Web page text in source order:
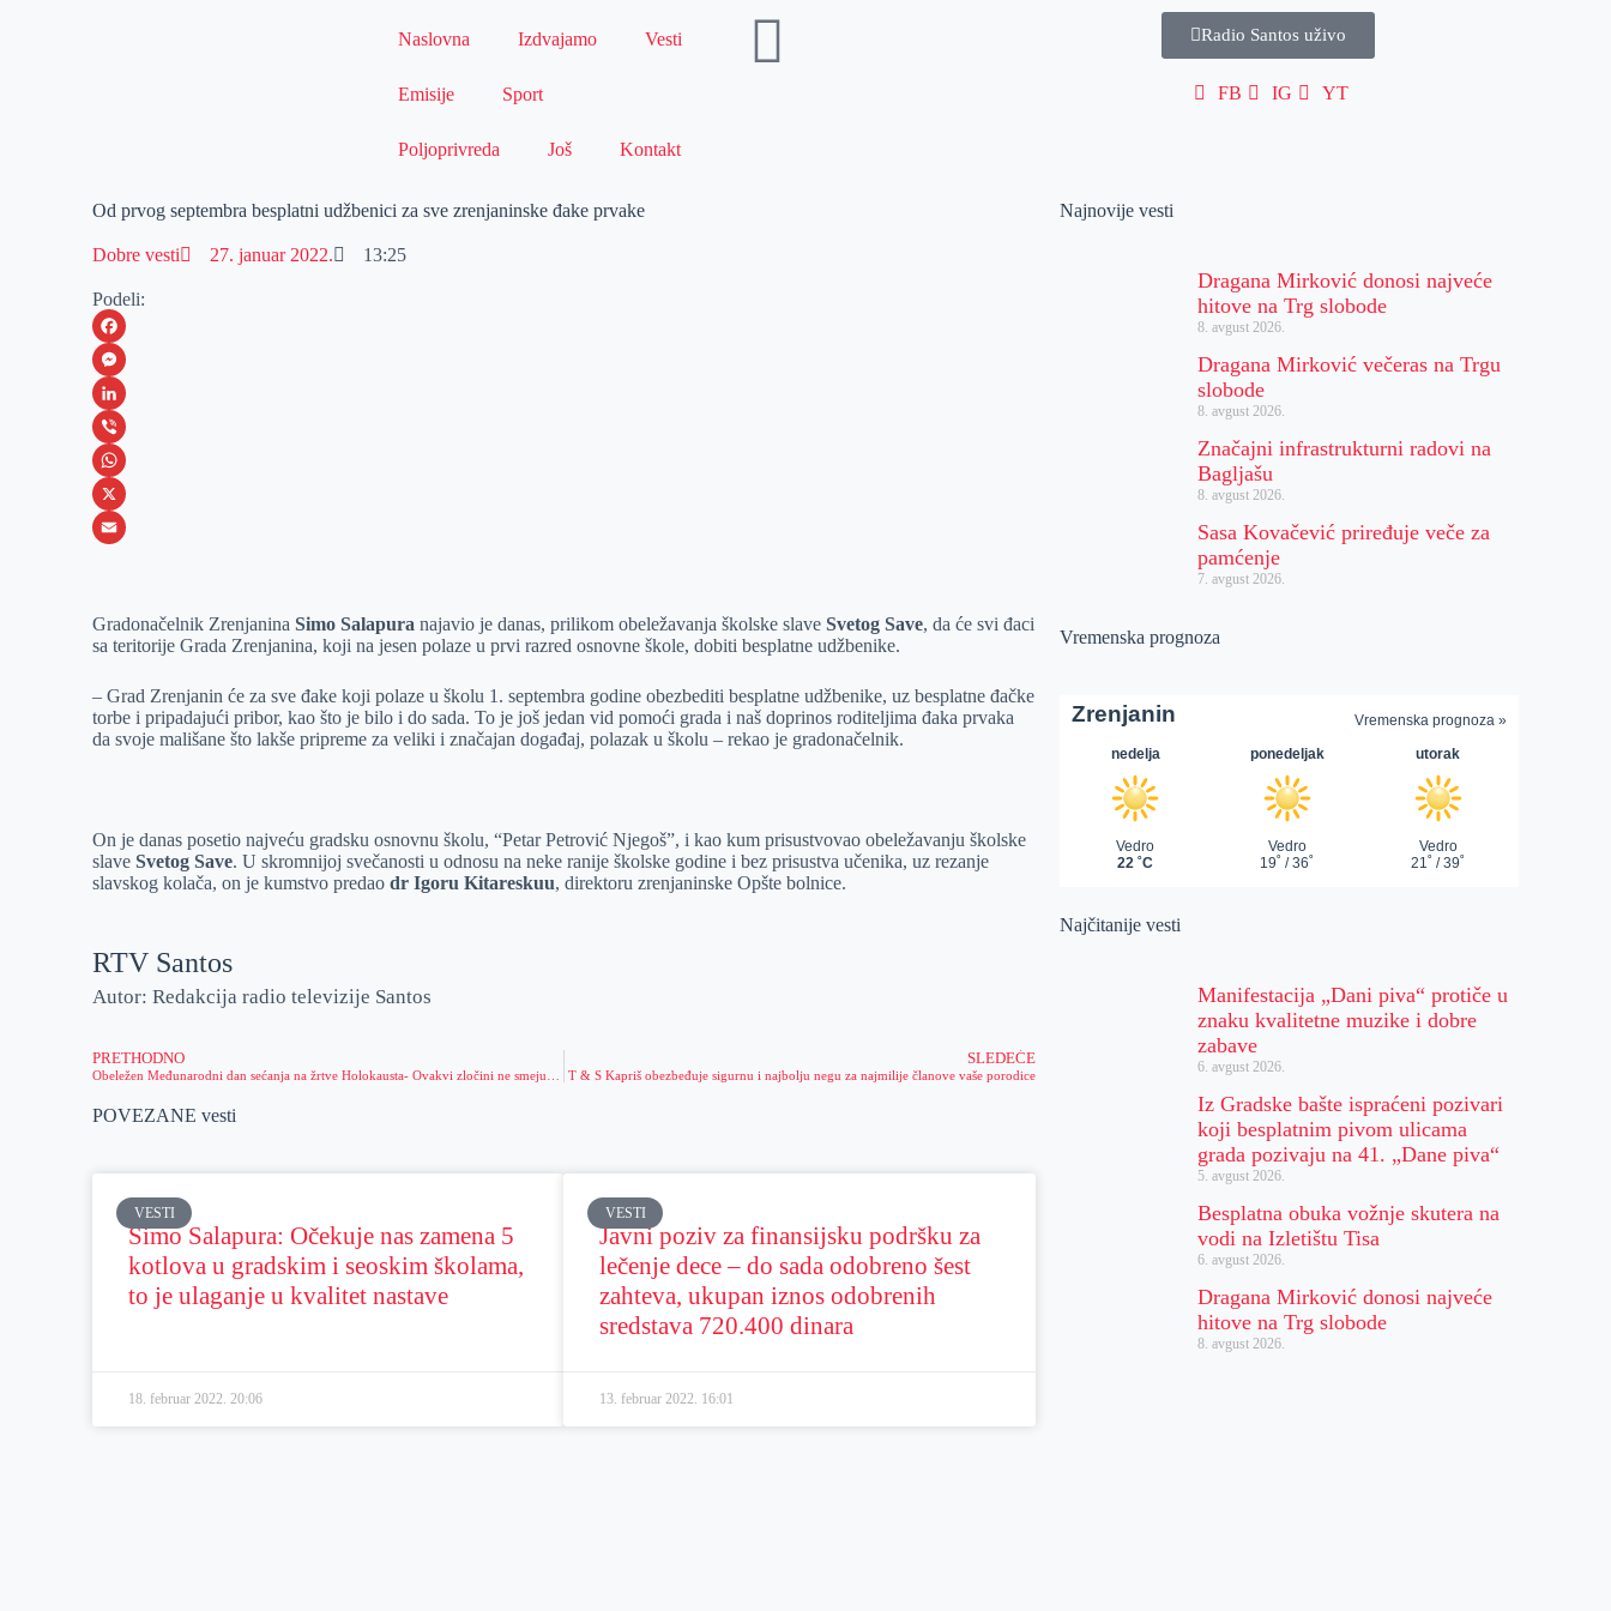
Naslovna Izdvajamo Vesti
Emisije Sport
Poljoprivreda Još Kontakt
Radio Santos uživo
FB IG YT
Od prvog septembra besplatni udžbenici za sve zrenjaninske đake prvake
Dobre vesti 27. januar 2022. 13:25
Podeli:
F
a
c
e
b
o
M
e
s
s
e
e
L
i
n
k
I
V
i
b
W
h
s
p
p
X
a
l
Gradonačelnik ZrenjaninaSimo Salapura najavio je danas, prilikom obeležavanja školske slaveSvetog Save, da će svi đaci
sa teritorije Grada Zrenjanina, koji na jesen polaze u prvi razred osnovne škole, dobiti besplatne udžbenike.
– Grad Zrenjanin će za sve đake koji polaze u školu 1. septembra godine obezbediti besplatne udžbenike, uz besplatne đačke
torbe i pripadajući pribor, kao što je bilo i do sada. To je još jedan vid pomoći grada i naš doprinos roditeljima đaka prvaka
da svoje mališane što lakše pripreme za veliki i značajan događaj, polazak u školu – rekao je gradonačelnik.
On je danas posetio najveću gradsku osnovnu školu, “Petar Petrović Njegoš”, i kao kum prisustvovao obeležavanju školske
slaveSvetog Save. U skromnijoj svečanosti u odnosu na neke ranije školske godine i bez prisustva učenika, uz rezanje
slavskog kolača, on je kumstvo predaodr Igoru Kitareskuu, direktoru zrenjaninske Opšte bolnice.
RTV Santos
Autor: Redakcija radio televizije Santos
PRETHODNO SLEDEĆE
T & S Kapriš obezbeđuje sigurnu i najbolju negu za najmilije članove vaše porodice
POVEZANE vesti
VESTI
Simo Salapura: Očekuje nas zamena 5
kotlova u gradskim i seoskim školama,
to je ulaganje u kvalitet nastave
18. februar 2022. 20:06
VESTI
Javni poziv za finansijsku podršku za
lečenje dece – do sada odobreno šest
zahteva, ukupan iznos odobrenih
sredstava 720.400 dinara
13. februar 2022. 16:01
Najnovije vesti
Dragana Mirković donosi najveće
hitove na Trg slobode
8. avgust 2026.
Dragana Mirković večeras na Trgu
slobode
8. avgust 2026.
Značajni infrastrukturni radovi na
Bagljašu
8. avgust 2026.
Sasa Kovačević priređuje veče za
pamćenje
7. avgust 2026.
Vremenska prognoza
Najčitanije vesti
Manifestacija „Dani piva“ protiče u
znaku kvalitetne muzike i dobre
zabave
6. avgust 2026.
Iz Gradske bašte ispraćeni pozivari
koji besplatnim pivom ulicama
grada pozivaju na 41. „Dane piva“
5. avgust 2026.
Besplatna obuka vožnje skutera na
vodi na Izletištu Tisa
6. avgust 2026.
Dragana Mirković donosi najveće
hitove na Trg slobode
8. avgust 2026.